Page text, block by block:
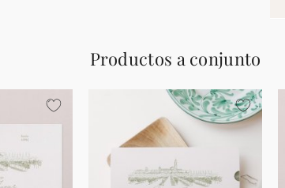
Productos a conjunto